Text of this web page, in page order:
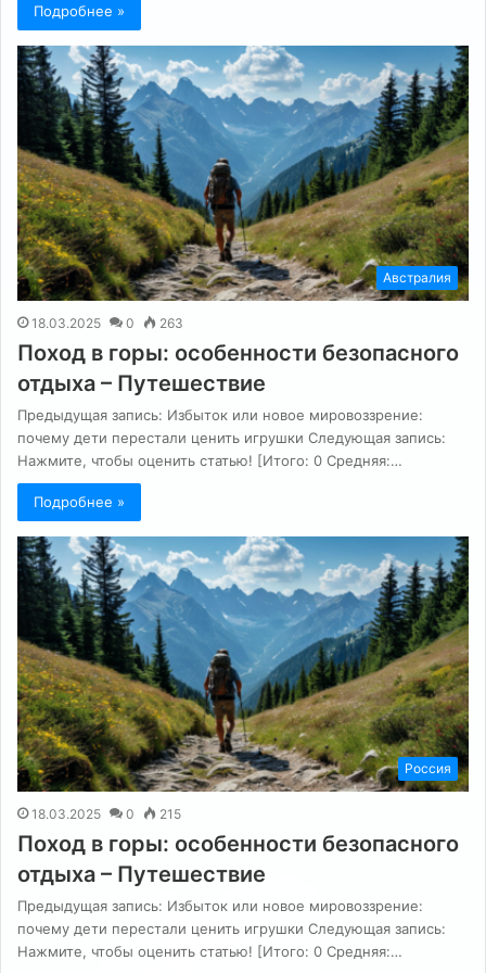
Подробнее »
Австралия
18.03.2025 0 263
Поход в горы: особенности безопасного
отдыха – Путешествие
Предыдущая запись: Избыток или новое мировоззрение:
почему дети перестали ценить игрушки Следующая запись:
Нажмите, чтобы оценить статью! [Итого: 0 Средняя:…
Подробнее »
Россия
18.03.2025 0 215
Поход в горы: особенности безопасного
отдыха – Путешествие
Предыдущая запись: Избыток или новое мировоззрение:
почему дети перестали ценить игрушки Следующая запись:
Нажмите, чтобы оценить статью! [Итого: 0 Средняя:…